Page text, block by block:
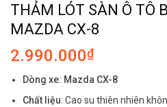
THẢM LÓT SÀN Ô TÔ
MAZDA CX-8
2.990.000₫
Dòng xe: Mazda CX-8
Chất liệu: Cao su thiên nhiên